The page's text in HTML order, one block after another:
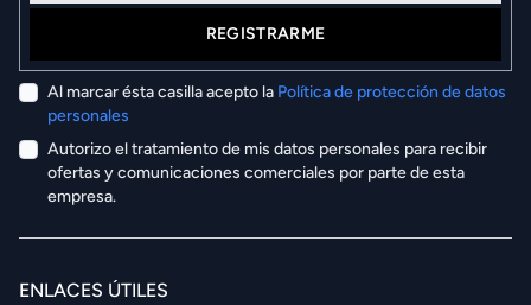
REGISTRARME
Al marcar ésta casilla acepto la Política de protección de datos
personales
Autorizo el tratamiento de mis datos personales para recibir
ofertas y comunicaciones comerciales por parte de esta
empresa.
ENLACES ÚTILES